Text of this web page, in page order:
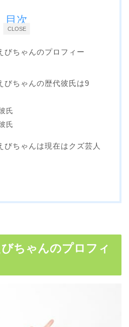
CLOSE
目次
びちゃんのプロフィー
びちゃんの歴代彼氏は9
氏
氏
びちゃんは現在はクズ芸人
ちゃんのプロフィ